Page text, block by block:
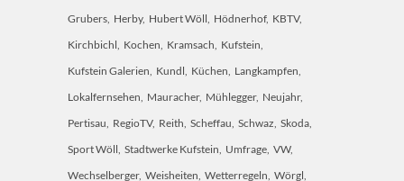
Grubers Herby Hubert Wöll Hödnerhof KBTV
Kirchbichl Kochen Kramsach Kufstein
Kufstein Galerien Kundl Küchen Langkampfen
Lokalfernsehen Mauracher Mühlegger Neujahr
Pertisau RegioTV Reith Scheffau Schwaz Skoda
Sport Wöll Stadtwerke Kufstein Umfrage VW
Wechselberger Weisheiten Wetterregeln Wörgl